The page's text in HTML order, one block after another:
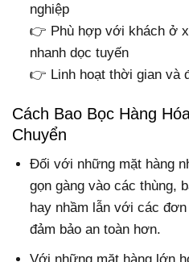
nghiệp
👉 Phù hợp với khách ở
nhanh dọc tuyến
👉 Linh hoạt thời gian và
Cách Bao Bọc Hàng
Chuyển
Đối với những mặt hàng
gọn gàng vào các thùng,
hay nhầm lẫn với các
đảm bảo an toàn hơn.